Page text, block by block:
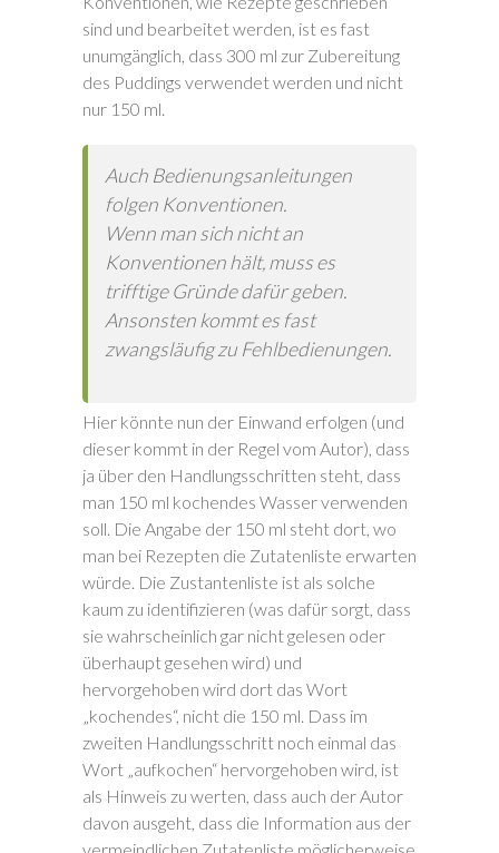
sind und bearbeitet werden, ist es fast
unumgänglich, dass 300 ml zur Zubereitung
des Puddings verwendet werden und nicht
nur 150 ml.
Auch Bedienungsanleitungen
folgen Konventionen.
Wenn man sich nicht an
Konventionen hält, muss es
trifftige Gründe dafür geben.
Ansonsten kommt es fast
zwangsläufig zu Fehlbedienungen.
Hier könnte nun der Einwand erfolgen (und
dieser kommt in der Regel vom Autor), dass
ja über den Handlungsschritten steht, dass
man 150 ml kochendes Wasser verwenden
soll. Die Angabe der 150 ml steht dort, wo
man bei Rezepten die Zutatenliste erwarten
würde. Die Zustantenliste ist als solche
kaum zu identifizieren (was dafür sorgt, dass
sie wahrscheinlich gar nicht gelesen oder
überhaupt gesehen wird) und
hervorgehoben wird dort das Wort
„kochendes“, nicht die 150 ml. Dass im
zweiten Handlungsschritt noch einmal das
Wort „aufkochen“ hervorgehoben wird, ist
als Hinweis zu werten, dass auch der Autor
davon ausgeht, dass die Information aus der